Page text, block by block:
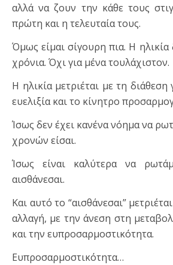
αλλά να ζουν την κάθε τους
πρώτη και η τελευταία τους.
Όμως είμαι σίγουρη πια. Η ηλικία
χρόνια. Όχι για μένα τουλάχιστον.
Η ηλικία μετριέται με τη διάθεση
ευελιξία και το κίνητρο
Ίσως δεν έχει κανένα νόημα να
χρονών είσαι.
Ίσως είναι καλύτερα να
αισθάνεσαι.
Και αυτό το “αισθάνεσαι”
αλλαγή, με την άνεση στη
και την ευπροσαρμοστικότητα.
Ευπροσαρμοστικότητα…